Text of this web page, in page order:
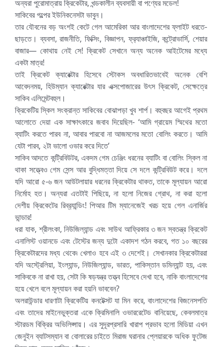
অন্যরা পুরোমাত্রায় ক্রিকেটার, খন্ডকালীন ব্যবসায়ী বা পণ্যের মডেল!
সাকিবের গল্পের ইউনিকনেসটা ভাবুন।
তার যৌবনের বড় অংশই কেটে গেল আমেরিকা আর বাংলাদেশের ফ্লাইট ধরতে-
ছাড়তে। ব্যবসা, রাজনীতি, ফিক্সিং, বিজ্ঞাপন, ফ্র‍্যাঞ্চাইজি, কন্ট্রোভার্সি, শেয়ার
বাজার— কোথায় নেই সে! ক্রিকেট সেখানে অন্য অনেক আইটেমের মধ্যে
একটা মাত্র!
তাই ক্রিকেট ক্যারেক্টার হিসেবে স্টোকস অবধারিতভাবেই অনেক বেশি
আবেদনময়, হিউম্যান ক্যারেক্টার যার এক্সপোজারের উৎস ক্রিকেট, সেক্ষেত্রে
সাকিব এলিমেন্টবহুল।
ক্রিকেটিয় স্কিল সংক্রান্ত সাকিবের বোঝাপড়া খুব শার্প। বহুবছর আগেই প্রথম
আলোতে দেয়া এক সাক্ষাৎকারে জবাব দিয়েছিল- ‘আমি গ্রায়েম স্মিথের মতো
ব্যাটিং করতে পারব না, আবার পারবো না আজমলের মতো বোলিং করতে। আমি
যেটা পারব, ২টা ভালো ওভার করে দিতে’
সাকিব আদতে কন্ট্রিবিউটর, একদম গেম চেঞ্জিং ধরনের ব্যাটিং বা বোলিং স্কিল না
থাকা সত্ত্বেও গেম সেন্স আর বুদ্ধিমত্তা দিয়ে সে দলে কন্ট্রিবিউট করে। দলে
যদি আরো ৫-৬ জন আউটলায়ার ধরনের ক্রিকেটার থাকত, তাকে মূল্যায়ন আরো
নির্মোহ হত। অন্যরা এতটাই পিছিয়ে, না হলো নিজের গ্রোথ, না করা হলো
দেশীয় ক্রিকেটের রিব্র‍্যান্ডিং! পিআর টিম ম্যানেজেই খরচ হয়ে গেল এনার্জির
ভান্ডার!
ধরা যাক, শ্রীলংকা, নিউজিল্যান্ড এবং সাউথ আফ্রিকার ৩ জন স্বতন্ত্র ক্রিকেট
এনালিস্ট ওয়ানডে এবং টেস্টের জন্য দুটো একাদশ গঠন করবে, গত ১০ বছরের
ক্রিকেটারদের মধ্য থেকে৷ খেলাও হবে এই ৩ দেশেই। সেখানকার ক্রিকেটাররা
যদি অস্ট্রেলিয়া, ইংল্যান্ড, নিউজিল্যান্ড, ভারত, পাকিস্তান ডমিন্যান্ট হয়, এবং
সাকিবকে না রাখা হয়, সেটা কি ষড়যন্ত্র তত্ত্ব হিসেবে দেখা হবে, নাকি বাংলাদেশের
হয়ে খেলে বলে মূল্যায়ন করা হয়নি ভাববেন?
অলরাউন্ডার ধারণাটা ক্রিকেটিয় কনটেক্সট যা মিন করে, বাংলাদেশের বিজনেসপতি
এবং তাদের মাইনেভুক্তরা একে ক্রিমিনালি ওভাররেটেড বানিয়েছে, কেবলমাত্র
স্টারডম বিক্রির অভিলিপ্সায়। এর সুদূরপ্রসারি খারাপ প্রভাব হলো মিডিয়া এখন
জেনুইন ব্যাটসম্যান বা বোলারের চাইতে মিরাজ ঘরানার প্লেয়ারকে অধিক ফুটেজ